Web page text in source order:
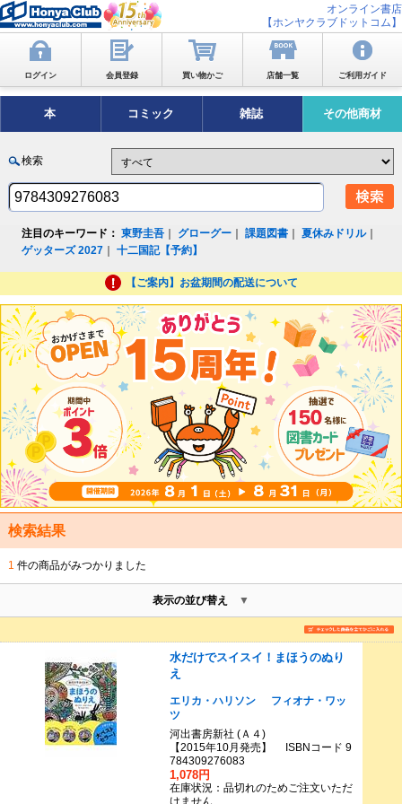
オンライン書店
【ホンヤクラブドットコム】
ログイン 会員登録 買い物かご 店舗一覧 ご利用ガイド
本 コミック 雑誌 その他商材
検索
注目のキーワード： 東野圭吾 グローグー ｜課題図書 ｜夏休みドリル｜
ゲッターズ 2027 ｜十二国記【予約】
【ご案内】お盆期間の配送について
検索結果
1 件の商品がみつかりました
表示の並び替え
水だけでスイスイ！まほうのぬり
え
エリカ・ハリソン
フィオナ・ワッ
ツ
河出書房新社 (Ａ４)
【2015年10月発売】 ISBNコード 9
784309276083
1,078円
在庫状況：品切れのためご注文いただ
けません